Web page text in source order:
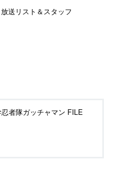
送リスト＆スタッフ
者隊ガッチャマン FILE